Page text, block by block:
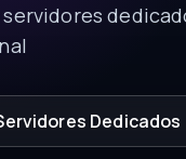
Dedicados